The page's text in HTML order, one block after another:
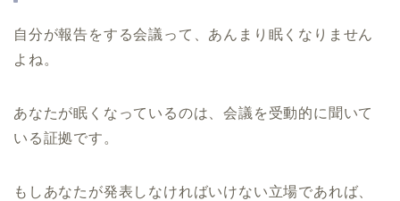
自分が報告をする会議って、あんまり眠くなりません
よね。
あなたが眠くなっているのは、会議を受動的に聞いて
いる証拠です。
もしあなたが発表しなければいけない立場であれば、